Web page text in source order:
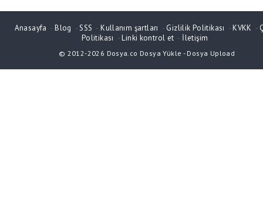
Anasayfa -Blog -SSS -Kullanım şartları - Gizlilik Politikası -KVKK -
Politikası -Linki kontrol et - İletişim
© 2012-2026 Dosya.co Dosya Yükle - Dosya Upload